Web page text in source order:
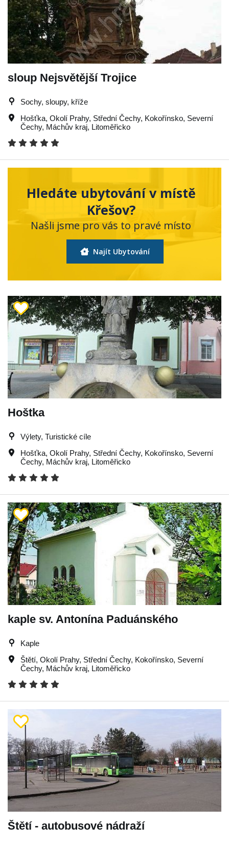
sloup Nejsvětější Trojice
Sochy, sloupy, kříže
Hošťka, Okolí Prahy, Střední Čechy, Kokořínsko, Severní
Čechy, Máchův kraj, Litoměřicko
Hledáte ubytování v místě
Křešov?
Našli jsme pro vás to pravé místo
Najít Ubytování
Hoštka
Výlety, Turistické cíle
Hošťka, Okolí Prahy, Střední Čechy, Kokořínsko, Severní
Čechy, Máchův kraj, Litoměřicko
kaple sv. Antonína Paduánského
Kaple
Štětí, Okolí Prahy, Střední Čechy, Kokořínsko, Severní
Čechy, Máchův kraj, Litoměřicko
Štětí - autobusové nádraží